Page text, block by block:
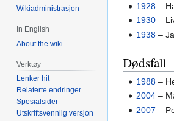
1928 –
1930 –
1938 –
Dødsfall
1988 –
2004 –
2007 –
Wikiadministrasjon
In English
About the wiki
Verktøy
Lenker hit
Relaterte endringer
Spesialsider
Utskriftsvennlig versjon